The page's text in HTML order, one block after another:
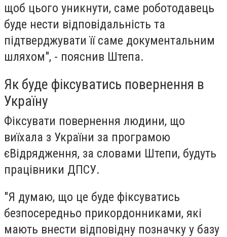
щоб цього уникнути, саме роботодавець
буде нести відповідальність та
підтверджувати її саме документальним
шляхом", - пояснив Штепа.
Як буде фіксуватись повернення в
Україну
Фіксувати повернення людини, що
виїхала з України за програмою
єВідрядження, за словами Штепи, будуть
працівники ДПСУ.
"Я думаю, що це буде фіксуватись
безпосередньо прикордонниками, які
мають внести відповідну позначку у базу